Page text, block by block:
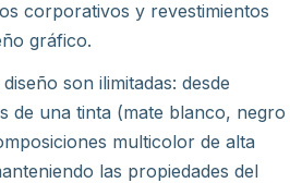
corporativos y revestimientos
gráfico.
son ilimitadas: desde
de una tinta (mate blanco, negro
multicolor de alta
las propiedades del